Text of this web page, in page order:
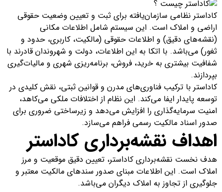
کاداستر نظامی سازمان‌یافته برای ثبت و تعیین وضعیت حقوقی
اراضی و املاک است. این سیستم شامل اطلاعات مکانی
(نقشه‌های دقیق) و اطلاعات حقوقی (مالکیت، کاربری، حدود و
ثغور) می‌باشد. با اتکا به این اطلاعات، دولت و شهروندان قادرند با
شفافیت بیشتری به خرید، فروش، برنامه‌ریزی شهری و مالیات‌گیری
بپردازند.
کاداستر با ترکیب فناوری‌های مدرن و قوانین ثبتی، نقش کلیدی در
توسعه پایدار ایفا می‌کند. این نظام از اختلافات ملکی می‌کاهد،
امنیت سرمایه‌گذاری را افزایش می‌دهد و زیرساختی ضروری برای
صدور اسناد مالکیت رسمی فراهم می‌سازد.
اهداف نقشه‌برداری کاداستر
هدف نخست نقشه‌برداری کاداستر، تعیین دقیق موقعیت و مرز
املاک است. این اطلاعات مبنای صدور سندهای مالکیت معتبر و
جلوگیری از تجاوز به املاک دیگران می‌باشد.